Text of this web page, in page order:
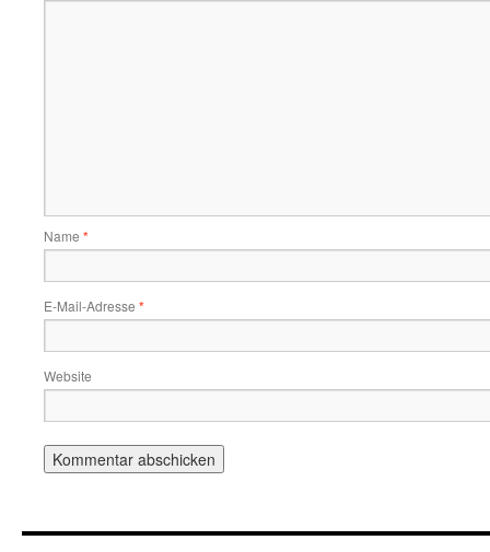
Name *
E-Mail-Adresse *
Website